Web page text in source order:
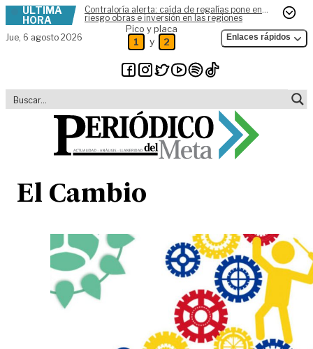
Skip to content
ÚLTIMA
HORA
Contraloría alerta: caída de regalías pone en
riesgo obras e inversión en las regiones
Jue, 6 agosto 2026
Pico y placa
1 y 2 Enlaces rápidos
El Cambio